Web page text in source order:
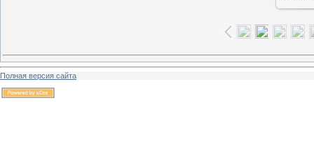
Полная версия сайта